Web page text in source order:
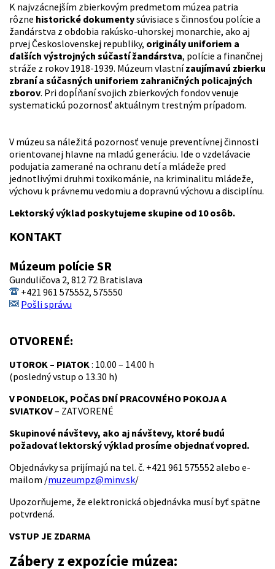
K najvzácnejším zbierkovým predmetom múzea patria
rôzne historické dokumentysúvisiace s činnosťou polície a
žandárstva z obdobia rakúsko-uhorskej monarchie, ako aj
prvej Československej republiky, originály uniforiem a
ďalších výstrojných súčastí žandárstva, polície a finančnej
stráže z rokov 1918-1939. Múzeum vlastnízaujímavú zbierku
zbraní a súčasných uniforiem zahraničných policajných
zborov. Pri dopĺňaní svojich zbierkových fondov venuje
systematickú pozornosť aktuálnym trestným prípadom.
V múzeu sa náležitá pozornosť venuje preventívnej činnosti
orientovanej hlavne na mladú generáciu. Ide o vzdelávacie
podujatia zamerané na ochranu detí a mládeže pred
jednotlivými druhmi toxikománie, na kriminalitu mládeže,
výchovu k právnemu vedomiu a dopravnú výchovu a disciplínu.
Lektorský výklad poskytujeme skupine od 10 osôb.
KONTAKT
Múzeum polície SR
Gunduličova 2, 812 72 Bratislava
+421 961 575552, 575550
Pošli správu
OTVORENÉ:
UTOROK – PIATOK: 10.00 – 14.00 h
(posledný vstup o 13.30 h)
V PONDELOK, POČAS DNÍ PRACOVNÉHO POKOJA A
SVIATKOV– ZATVORENÉ
Skupinové návštevy, ako aj návštevy, ktoré budú
požadovať lektorský výklad prosíme objednať vopred.
Objednávky sa prijímajú na tel. č. +421 961 575552 alebo e-
mailom /muzeumpz@minv.sk/
Upozorňujeme, že elektronická objednávka musí byť spätne
potvrdená.
VSTUP JE ZDARMA
Zábery z expozície múzea: